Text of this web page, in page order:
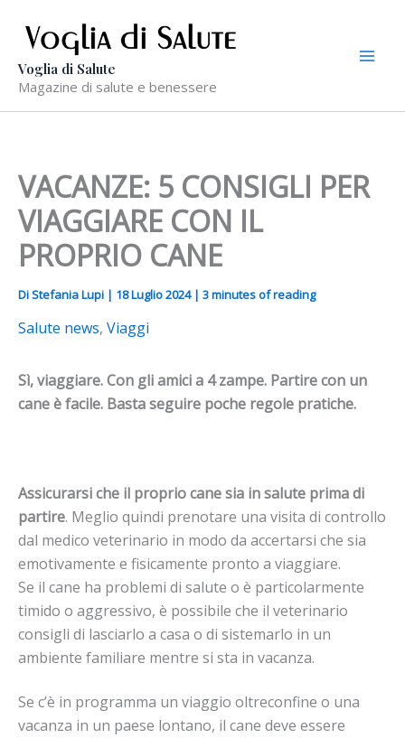
contenuto
Voglia di Salute
Magazine di salute e benessere
VACANZE: 5 CONSIGLI PER
VIAGGIARE CON IL
PROPRIO CANE
DiStefania Lupi | 18 Luglio 2024 | 3 minutes of reading
Salute news, Viaggi
Sì, viaggiare. Con gli amici a 4 zampe. Partire con un
cane è facile. Basta seguire poche regole pratiche.
Assicurarsi che il proprio cane sia in salute prima di
partire. Meglio quindi prenotare una visita di controllo
dal medico veterinario in modo da accertarsi che sia
emotivamente e fisicamente pronto a viaggiare.
Se il cane ha problemi di salute o è particolarmente
timido o aggressivo, è possibile che il veterinario
consigli di lasciarlo a casa o di sistemarlo in un
ambiente familiare mentre si sta in vacanza.
Se c’è in programma un viaggio oltreconfine o una
vacanza in un paese lontano, il cane deve essere